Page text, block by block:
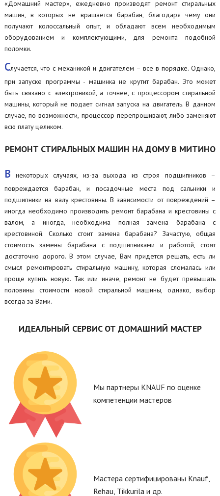
«Домашний мастер», ежедневно производят ремонт стиральных
машин, в которых не вращается барабан, благодаря чему они
получают колоссальный опыт, и обладают всем необходимым
оборудованием и комплектующими, для ремонта подобной
поломки.
Случается, что с механикой и двигателем – все в порядке. Однако,
при запуске программы - машинка не крутит барабан. Это может
быть связано с электроникой, а точнее, с процессором стиральной
машины, который не подает сигнал запуска на двигатель. В данном
случае, по возможности, процессор перепрошивают, либо заменяют
всю плату целиком.
РЕМОНТ СТИРАЛЬНЫХ МАШИН НА ДОМУ В МИТИНО
В некоторых случаях, из-за выхода из строя подшипников –
повреждается барабан, и посадочные места под сальники и
подшипники на валу крестовины. В зависимости от повреждений –
иногда необходимо производить ремонт барабана и крестовины с
валом, а иногда, необходима полная замена барабана с
крестовиной. Сколько стоит замена барабана? Зачастую, общая
стоимость замены барабана с подшипниками и работой, стоят
достаточно дорого. В этом случае, Вам придется решать, есть ли
смысл ремонтировать стиральную машину, которая сломалась или
проще купить новую. Так или иначе, ремонт не будет превышать
половины стоимости новой стиральной машины, однако, выбор
всегда за Вами.
ИДЕАЛЬНЫЙ СЕРВИС ОТ ДОМАШНИЙ МАСТЕР
Мы партнеры KNAUF по оценке
компетенции мастеров
Мастера сертифицированы Knauf,
Rehau, Tikkurila и др.